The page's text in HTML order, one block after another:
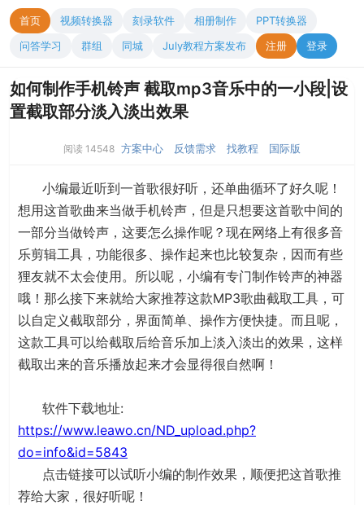
首页 视频转换器 刻录软件 相册制作
PPT转换器
问答学习
群组 同城 July教程方案发布 注册 登录
如何制作手机铃声 截取mp3音乐中的一小段|设
置截取部分淡入淡出效果
阅读 14548 方案中心 反馈需求 找教程 国际版
小编最近听到一首歌很好听，还单曲循环了好久呢！
想用这首歌曲来当做手机铃声，但是只想要这首歌中间的
一部分当做铃声，这要怎么操作呢？现在网络上有很多音
乐剪辑工具，功能很多、操作起来也比较复杂，因而有些
狸友就不太会使用。所以呢，小编有专门制作铃声的神器
哦！那么接下来就给大家推荐这款MP3歌曲截取工具，可
以自定义截取部分，界面简单、操作方便快捷。而且呢，
这款工具可以给截取后给音乐加上淡入淡出的效果，这样
截取出来的音乐播放起来才会显得很自然啊！
软件下载地址:
https://www.leawo.cn/ND_upload.php?
do=info&id=5843
点击链接可以试听小编的制作效果，顺便把这首歌推
荐给大家，很好听呢！